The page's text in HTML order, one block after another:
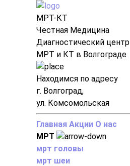
МРТ-КТ
Честная Медицина
Диагностический центр
МРТ и КТ в Волгограде
Находимся по адресу
г. Волгоград,
ул. Комсомольская
Главная Акции О нас
МРТ
мрт головы
мрт шеи